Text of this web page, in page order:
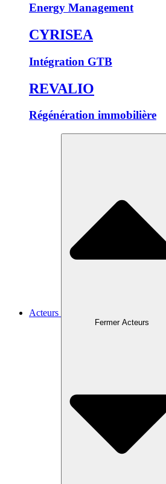
Energy Management
CYRISEA
Intégration GTB
REVALIO
Régénération immobilière
Acteurs
Fermer Acteurs